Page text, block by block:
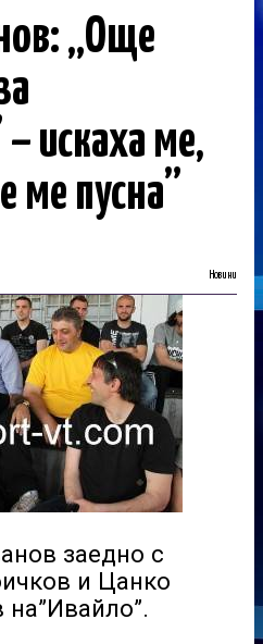
„Още
искаха ме,
ме пусна”
Новини
заедно с
и Цанко